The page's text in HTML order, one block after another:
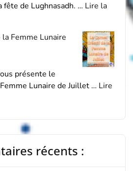
de Lughnasadh. … Lire la
Femme Lunaire
présente le
Lunaire de Juillet … Lire
récents :